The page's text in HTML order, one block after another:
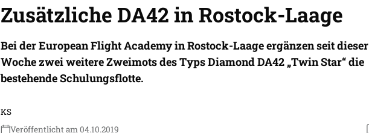
Zusätzliche DA42 in Rostock-Laage
Bei der European Flight Academy in Rostock-Laage ergänzen seit dieser
Woche zwei weitere Zweimots des Typs Diamond DA42 „Twin Star“ die
bestehende Schulungsflotte.
KS
Veröffentlicht am 04.10.2019